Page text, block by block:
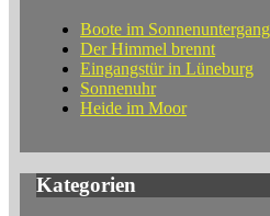
Boote im Sonnenuntergang
Der Himmel brennt
Eingangstür in Lüneburg
Sonnenuhr
Heide im Moor
Kategorien